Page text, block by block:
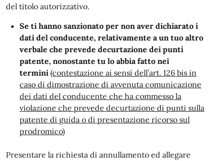
del titolo autorizzativo.
Se ti hanno sanzionato per non aver dichiarato i
dati del conducente, relativamente a un tuo altro
verbale che prevede decurtazione dei punti
patente, nonostante tu lo abbia fatto nei
termini (contestazione ai sensi dell’art. 126 bis in
caso di dimostrazione di avvenuta comunicazione
dei dati del conducente che ha commesso la
violazione che prevede decurtazione di punti sulla
patente di guida o di presentazione ricorso sul
prodromico)
Presentare la richiesta di annullamento ed allegare